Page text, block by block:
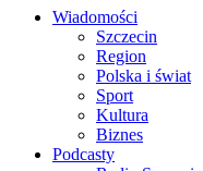
Wiadomości
Szczecin
Region
Polska i świat
Sport
Kultura
Biznes
Podcasty